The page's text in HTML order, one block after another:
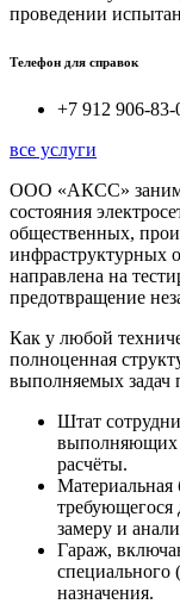
проведении
Телефон для справок
+7 912 906-83-
все услуги
ООО «АКСС»
состояния
общественных,
инфраструктурных
направлена на
предотвращение
Как у любой
полноценная
выполняемых задач
Штат
выполняющих
расчёты.
Материальная
замеру и
Гараж,
специального
назначения.